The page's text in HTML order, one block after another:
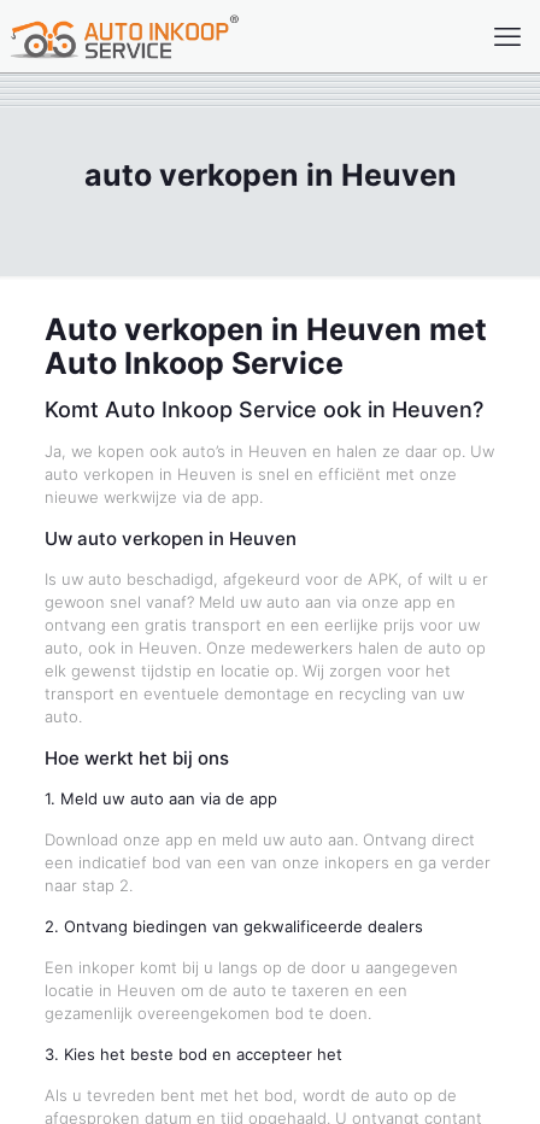
auto verkopen in Heuven
Auto verkopen in Heuven met
Auto Inkoop Service
Komt Auto Inkoop Service ook in Heuven?
Ja, we kopen ook auto’s in Heuven en halen ze daar op. Uw
auto verkopen in Heuven is snel en efficiënt met onze
nieuwe werkwijze via de app.
Uw auto verkopen in Heuven
Is uw auto beschadigd, afgekeurd voor de APK, of wilt u er
gewoon snel vanaf? Meld uw auto aan via onze app en
ontvang een gratis transport en een eerlijke prijs voor uw
auto, ook in Heuven. Onze medewerkers halen de auto op
elk gewenst tijdstip en locatie op. Wij zorgen voor het
transport en eventuele demontage en recycling van uw
auto.
Hoe werkt het bij ons
1. Meld uw auto aan via de app
Download onze app en meld uw auto aan. Ontvang direct
een indicatief bod van een van onze inkopers en ga verder
naar stap 2.
2. Ontvang biedingen van gekwalificeerde dealers
Een inkoper komt bij u langs op de door u aangegeven
locatie in Heuven om de auto te taxeren en een
gezamenlijk overeengekomen bod te doen.
3. Kies het beste bod en accepteer het
Als u tevreden bent met het bod, wordt de auto op de
afgesproken datum en tijd opgehaald. U ontvangt contant